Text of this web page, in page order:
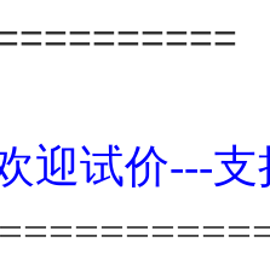
迎试价---